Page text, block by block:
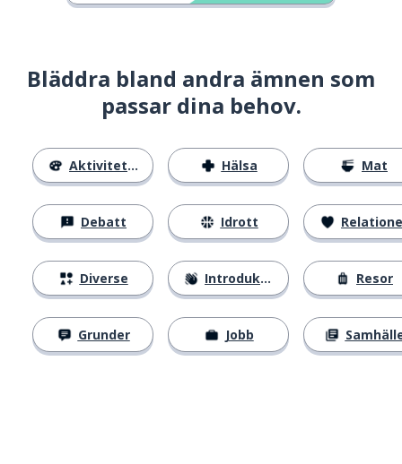
Bläddra bland andra ämnen som
passar dina behov.
Aktiviteter
Debatt
Diverse
Grunder
Hälsa
Idrott
Introduktion
Jobb
Mat
Resor